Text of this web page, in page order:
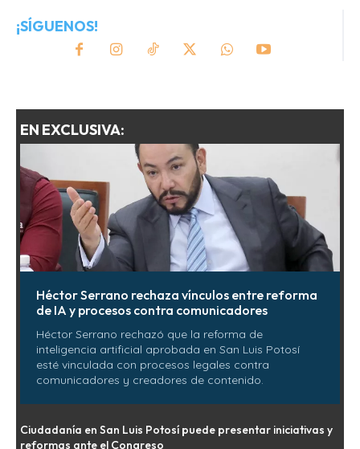
¡SÍGUENOS!
EN EXCLUSIVA:
Héctor Serrano rechaza vínculos entre reforma
de IA y procesos contra comunicadores
Héctor Serrano rechazó que la reforma de
inteligencia artificial aprobada en San Luis Potosí
esté vinculada con procesos legales contra
comunicadores y creadores de contenido.
Ciudadanía en San Luis Potosí puede presentar iniciativas y
reformas ante el Congreso